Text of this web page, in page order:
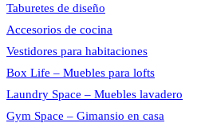
Taburetes de diseño
Accesorios de cocina
Vestidores para habitaciones
Box Life – Muebles para lofts
Laundry Space – Muebles lavadero
Gym Space – Gimansio en casa